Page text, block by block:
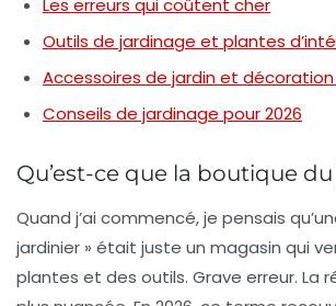
Les erreurs qui coûtent cher
Outils de jardinage et plantes
Accessoires de jardin et
Conseils de jardinage pour 2026
Qu’est-ce que la boutique
Quand j’ai commencé, je pensais
jardinier » était juste un magasin qui
plantes et des outils. Grave erreur. La